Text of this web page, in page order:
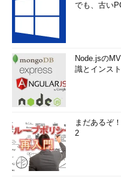
でも、古い
Node.jsの
識とインス
まだあるぞ
2